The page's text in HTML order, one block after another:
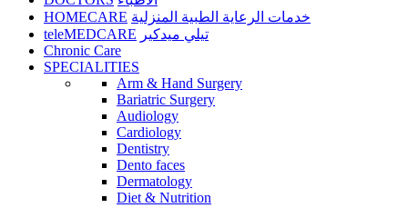
HOMECARE خدمات الرعاية الطبية المنزلية
teleMEDCARE تيلي ميدكير
Chronic Care
SPECIALITIES
Arm & Hand Surgery
Bariatric Surgery
Audiology
Cardiology
Dentistry
Dento faces
Dermatology
Diet & Nutrition